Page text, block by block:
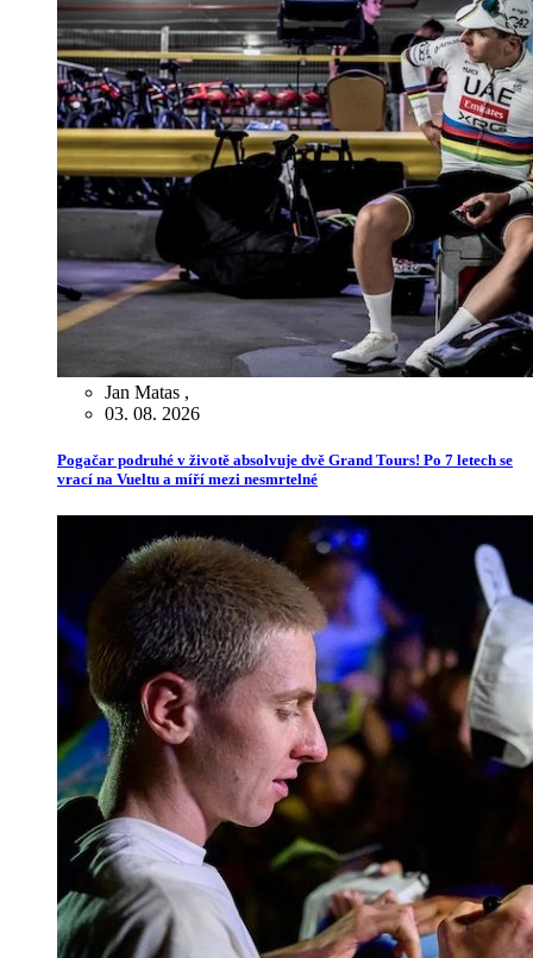
Jan Matas ,
03. 08. 2026
Pogačar podruhé v životě absolvuje dvě Grand Tours! Po 7 letech se
vrací na Vueltu a míří mezi nesmrtelné